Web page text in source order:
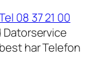
08 37 21 00
Datorservice
har Telefon